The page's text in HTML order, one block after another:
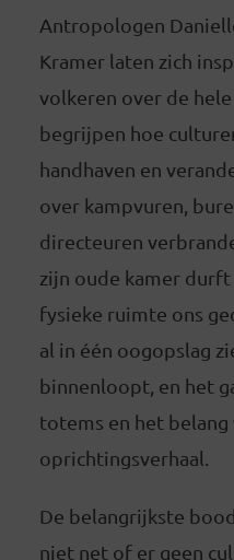
Antropologen
Kramer laten zich
volkeren over de
begrijpen hoe
handhaven en
over kampvuren,
directeuren
zijn oude kamer
fysieke ruimte ons
al in één oogopslag
binnenloopt, en het
totems en het belang
oprichtingsverhaal.
De belangrijkste
niet net of er geen